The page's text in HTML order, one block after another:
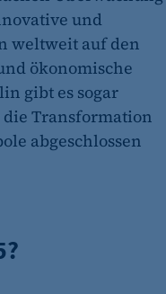
und
weltweit auf den
ökonomische
gibt es sogar
Transformation
abgeschlossen